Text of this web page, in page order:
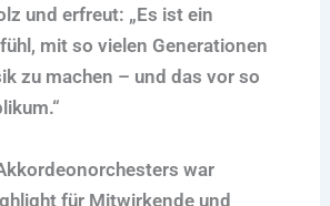
und erfreut: „Es ist ein
mit so vielen Generationen
zu machen – und das vor so
war
für Mitwirkende und